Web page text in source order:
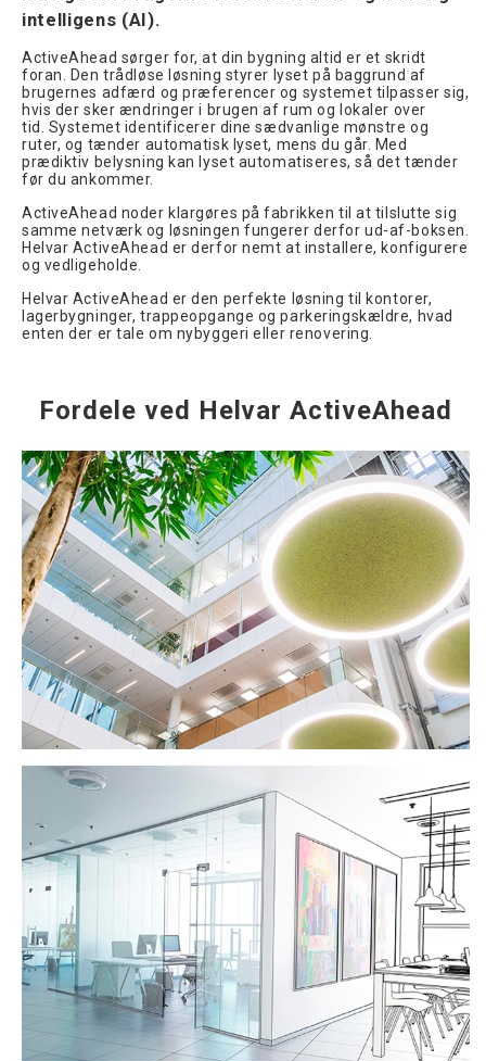
intelligens (AI).
ActiveAhead sørger for, at din bygning altid er et skridt
foran. Den trådløse løsning styrer lyset på baggrund af
brugernes adfærd og præferencer og systemet tilpasser sig,
hvis der sker ændringer i brugen af rum og lokaler over
tid. Systemet identificerer dine sædvanlige mønstre og
ruter, og tænder automatisk lyset, mens du går. Med
prædiktiv belysning kan lyset automatiseres, så det tænder
før du ankommer.
ActiveAhead noder klargøres på fabrikken til at tilslutte sig
samme netværk og løsningen fungerer derfor ud-af-boksen.
Helvar ActiveAhead er derfor nemt at installere, konfigurere
og vedligeholde.
Helvar ActiveAhead er den perfekte løsning til kontorer,
lagerbygninger, trappeopgange og parkeringskældre, hvad
enten der er tale om nybyggeri eller renovering.
Fordele ved Helvar ActiveAhead